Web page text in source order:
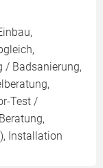
/ Badsanierung,
Test /
Installation